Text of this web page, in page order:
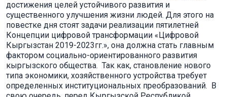
достижения целей устойчивого развития и
существенного улучшения жизни людей. Для этого на
повестке дня стоят задачи реализации пятилетней
Концепции цифровой трансформации «Цифровой
Кыргызстан 2019-2023гг.», она должна стать главным
фактором социально-ориентированного развития
кыргызского общества. Так как, становление нового
типа экономики, хозяйственного устройства требует
определенных институциональных преобразований. В